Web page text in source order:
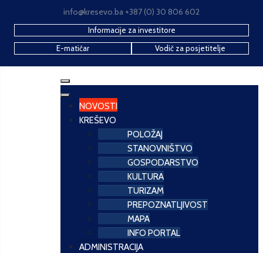
info@kresevo.ba +387 (0) 30 806 602
Informacije za investitore
E-matičar
Vodič za posjetitelje
NOVOSTI
KREŠEVO
POLOŽAJ
STANOVNIŠTVO
GOSPODARSTVO
KULTURA
TURIZAM
PREPOZNATLJIVOST
MAPA
INFO PORTAL
ADMINISTRACIJA